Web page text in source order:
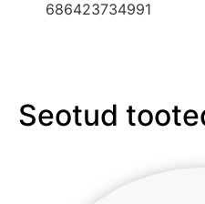
686423734991
Seotud